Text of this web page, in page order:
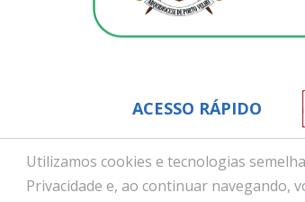
Utilizamos cookies e tecnologias
Privacidade e, ao continuar navegando,
ACESSO RÁPIDO
Copyright © 2026 - Arquidiocese de